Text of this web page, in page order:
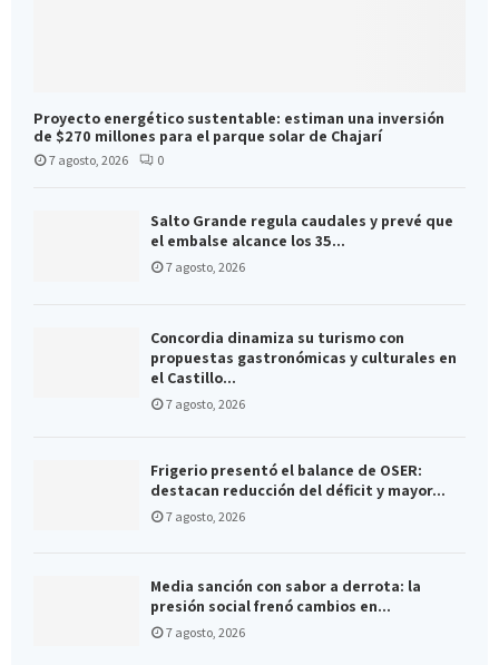
Proyecto energético sustentable: estiman una inversión
de $270 millones para el parque solar de Chajarí
7 agosto, 2026 0
Salto Grande regula caudales y prevé que
el embalse alcance los 35...
7 agosto, 2026
Concordia dinamiza su turismo con
propuestas gastronómicas y culturales en
el Castillo...
7 agosto, 2026
Frigerio presentó el balance de OSER:
destacan reducción del déficit y mayor...
7 agosto, 2026
Media sanción con sabor a derrota: la
presión social frenó cambios en...
7 agosto, 2026